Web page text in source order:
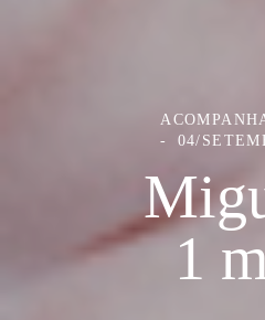
04/
1